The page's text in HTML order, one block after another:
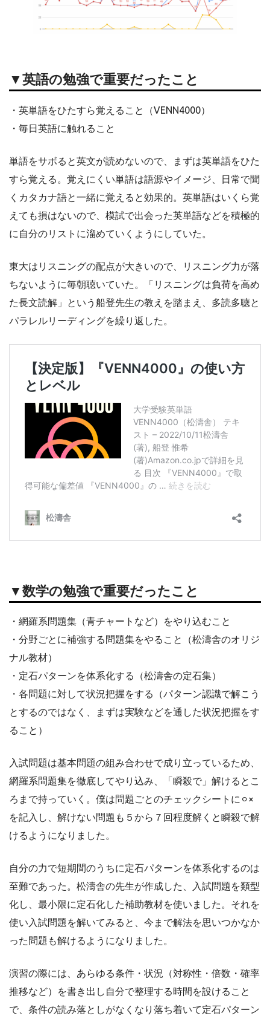
▼英語の勉強で重要だったこと
・英単語をひたすら覚えること（VENN4000）
・毎日英語に触れること
単語をサボると英文が読めないので、まずは英単語をひた
すら覚える。覚えにくい単語は語源やイメージ、日常で聞
くカタカナ語と一緒に覚えると効果的。英単語はいくら覚
えても損はないので、模試で出会った英単語などを積極的
に自分のリストに溜めていくようにしていた。
東大はリスニングの配点が大きいので、リスニング力が落
ちないように毎朝聴いていた。「リスニングは負荷を高め
た長文読解」という船登先生の教えを踏まえ、多読多聴と
パラレルリーディングを繰り返した。
▼数学の勉強で重要だったこと
・網羅系問題集（青チャートなど）をやり込むこと
・分野ごとに補強する問題集をやること（松濤舎のオリジ
ナル教材）
・定石パターンを体系化する（松濤舎の定石集）
・各問題に対して状況把握をする（パターン認識で解こう
とするのではなく、まずは実験などを通した状況把握をす
ること）
入試問題は基本問題の組み合わせで成り立っているため、
網羅系問題集を徹底してやり込み、「瞬殺で」解けるとこ
ろまで持っていく。僕は問題ごとのチェックシートに⚪︎×
を記入し、解けない問題も５から７回程度解くと瞬殺で解
けるようになりました。
自分の力で短期間のうちに定石パターンを体系化するのは
至難であった。松濤舎の先生が作成した、入試問題を類型
化し、最小限に定石化した補助教材を使いました。それを
使い入試問題を解いてみると、今まで解法を思いつかなか
った問題も解けるようになりました。
演習の際には、あらゆる条件・状況（対称性・倍数・確率
推移など）を書き出し自分で整理する時間を設けること
で、条件の読み落としがなくなり落ち着いて定石パターン